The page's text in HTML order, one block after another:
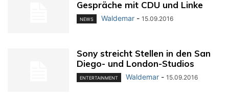
Gespräche mit CDU und Linke
NEWS Waldemar - 15.09.2016
Sony streicht Stellen in den San
Diego- und London-Studios
ENTERTAINMENT Waldemar - 15.09.2016